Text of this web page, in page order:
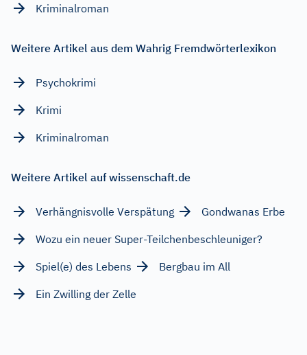
Kriminalroman
Weitere Artikel aus dem Wahrig Fremdwörterlexikon
Psychokrimi
Krimi
Kriminalroman
Weitere Artikel auf wissenschaft.de
Verhängnisvolle Verspätung
Gondwanas Erbe
Wozu ein neuer Super-Teilchenbeschleuniger?
Spiel(e) des Lebens
Bergbau im All
Ein Zwilling der Zelle